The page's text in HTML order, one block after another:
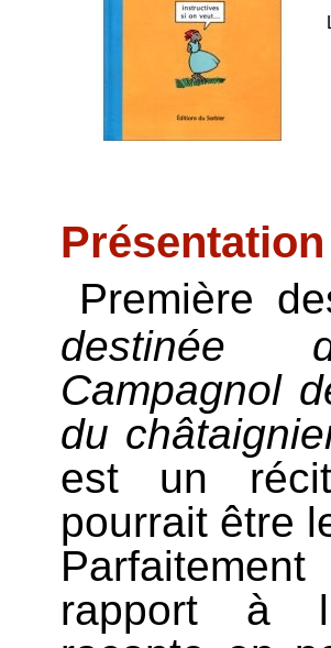
Première
destinée
Campagnol
du
est un
pourrait être
rapport à